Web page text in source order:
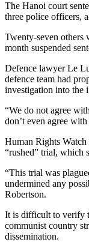
The Hanoi court
three police officers,
Twenty-seven others
month suspended
Defence lawyer Le
defence team had
investigation into the
“We do not agree
don’t even agree
Human Rights Watch
“rushed” trial, which
“This trial was
undermined any
Robertson.
It is difficult to verify
communist country
dissemination.